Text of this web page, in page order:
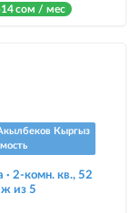
сом / мес
Кыргыз
· 2-комн. кв., 52
из 5